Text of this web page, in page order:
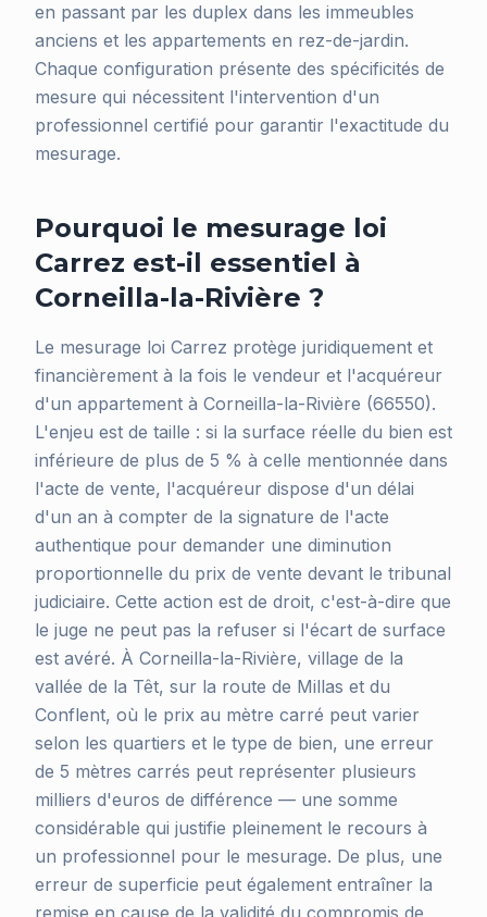
en passant par les duplex dans les immeubles
anciens et les appartements en rez-de-jardin.
Chaque configuration présente des spécificités de
mesure qui nécessitent l'intervention d'un
professionnel certifié pour garantir l'exactitude du
mesurage.
Pourquoi le mesurage loi
Carrez est-il essentiel à
Corneilla-la-Rivière ?
Le mesurage loi Carrez protège juridiquement et
financièrement à la fois le vendeur et l'acquéreur
d'un appartement à Corneilla-la-Rivière (66550).
L'enjeu est de taille : si la surface réelle du bien est
inférieure de plus de 5 % à celle mentionnée dans
l'acte de vente, l'acquéreur dispose d'un délai
d'un an à compter de la signature de l'acte
authentique pour demander une diminution
proportionnelle du prix de vente devant le tribunal
judiciaire. Cette action est de droit, c'est-à-dire que
le juge ne peut pas la refuser si l'écart de surface
est avéré. À Corneilla-la-Rivière, village de la
vallée de la Têt, sur la route de Millas et du
Conflent, où le prix au mètre carré peut varier
selon les quartiers et le type de bien, une erreur
de 5 mètres carrés peut représenter plusieurs
milliers d'euros de différence — une somme
considérable qui justifie pleinement le recours à
un professionnel pour le mesurage. De plus, une
erreur de superficie peut également entraîner la
remise en cause de la validité du compromis de